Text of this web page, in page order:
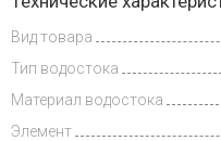
Вид товара
Тип водостока
Материал водостока
Элемент